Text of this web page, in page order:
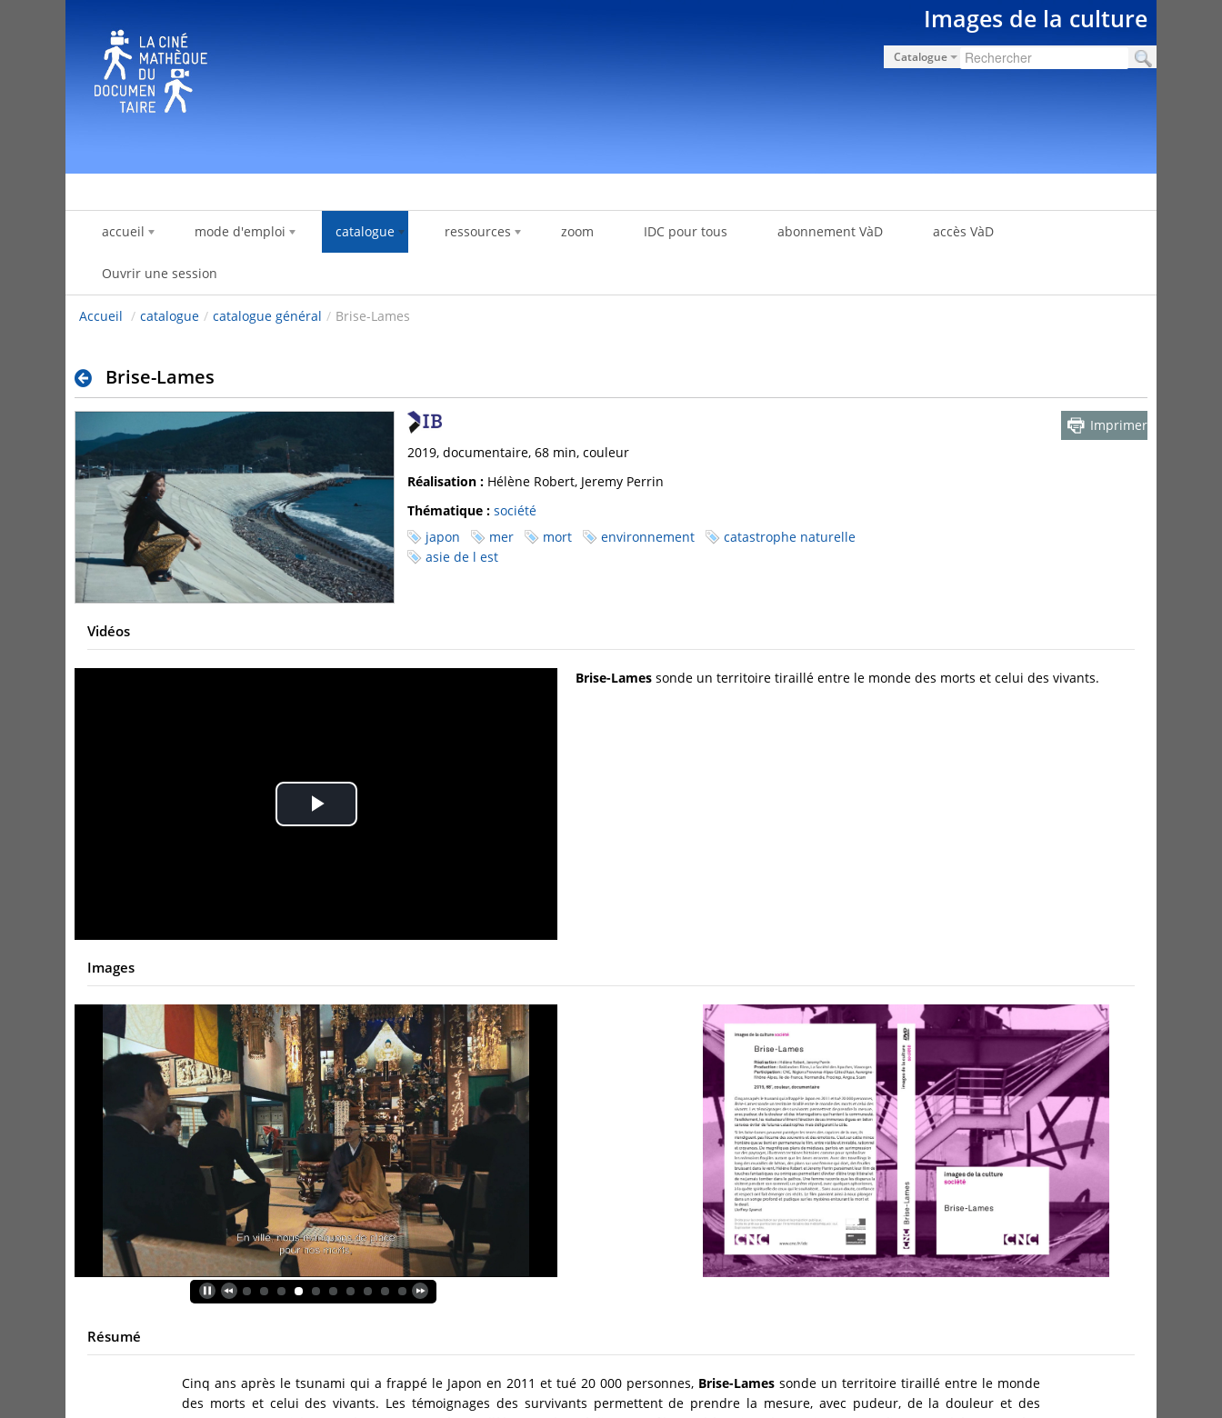
Images de la culture
Catalogue
accueil mode d'emploi catalogue ressources zoom IDC pour tous abonnement VàD accès VàD
Ouvrir une session
Accueil / catalogue / catalogue général / Brise-Lames
Brise-Lames
Imprimer
2019, documentaire, 68 min, couleur
Réalisation : Hélène Robert, Jeremy Perrin
Thématique : société
japon
mer mort environnement
catastrophe naturelle
asie de l est
Vidéos
Play
Brise-Lames sonde un territoire tiraillé entre le monde des morts et celui des vivants.
Images
Résumé
Cinq ans après le tsunami qui a frappé le Japon en 2011 et tué 20 000 personnes, Brise-Lames sonde un territoire tiraillé entre le monde
des morts et celui des vivants. Les témoignages des survivants permettent de prendre la mesure, avec pudeur, de la douleur et des